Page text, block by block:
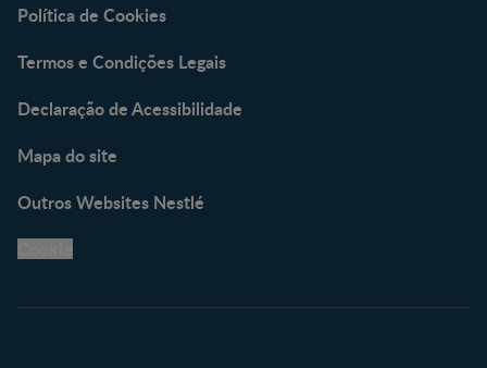
Política de Cookies
Termos e Condições Legais
Declaração de Acessibilidade
Mapa do site
Outros Websites Nestlé